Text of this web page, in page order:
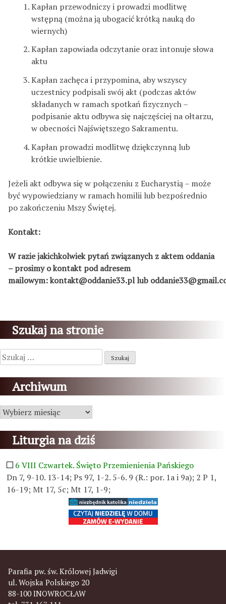
Kapłan przewodniczy i prowadzi modlitwę
wstępną (można ją ubogacić krótką nauką do
wiernych)
Kapłan zapowiada odczytanie oraz intonuje słowa
aktu
Kapłan zachęca i przypomina, aby wszyscy
uczestnicy podpisali swój akt (podczas aktów
składanych w ramach spotkań fizycznych –
podpisanie aktu odbywa się najczęściej na ołtarzu,
w obecności Najświętszego Sakramentu.
Kapłan prowadzi modlitwę dziękczynną lub
krótkie uwielbienie.
Jeżeli akt odbywa się w połączeniu z Eucharystią – może
być wypowiedziany w ramach homilii lub bezpośrednio
po zakończeniu Mszy Świętej.
Kontakt:
W razie jakichkolwiek pytań związanych z aktem oddania
– prosimy o kontakt pod adresem
mailowym: kontakt@oddanie33.pl lub
Szukaj na stronie
Szukaj:
Archiwum
Archiwum
Liturgia na dziś
6 VIII Czwartek. Święto Przemienienia Pańskiego
Dn 7, 9-10. 13-14; Ps 97, 1-2. 5-6. 9 (R.: por. 1a i 9a); 2 P 1,
16-19; Mt 17, 5c; Mt 17, 1-9;
Parafia pw. św. Królowej Jadwigi
ul. Wojska Polskiego 20
88-100 INOWROCŁAW